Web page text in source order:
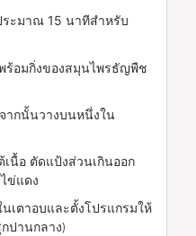
ระมาณ 15 นาทีสำหรับ
ร้อมกิ่งของสมุนไพรธัญพืช
ากนั้นวางบนหนึ่งใน
นื้อ ตัดแป้งส่วนเกินออก
ข่แดง
นเตาอบและตั้งโปรแกรมให้
ปานกลาง)